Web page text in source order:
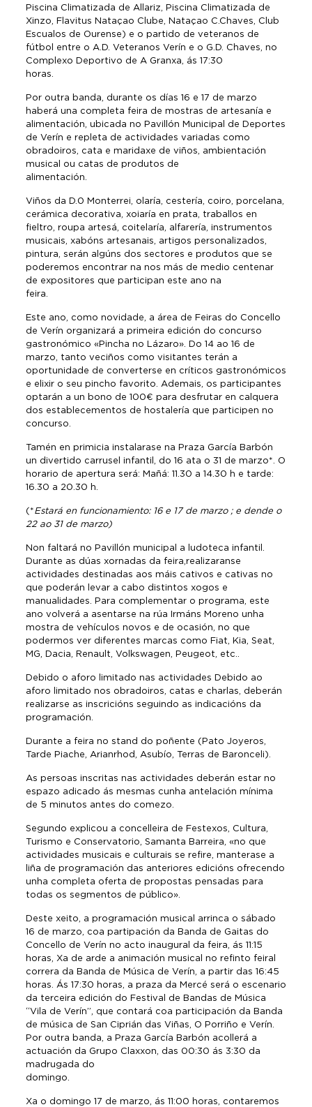
Piscina Climatizada de Allariz, Piscina Climatizada de
Xinzo, Flavitus Nataçao Clube, Nataçao C.Chaves, Club
Escualos de Ourense) e o partido de veteranos de
fútbol entre o A.D. Veteranos Verín e o G.D. Chaves, no
Complexo Deportivo de A Granxa, ás 17:30
horas.
Por outra banda, durante os días 16 e 17 de marzo
haberá una completa feira de mostras de artesanía e
alimentación, ubicada no Pavillón Municipal de Deportes
de Verín e repleta de actividades variadas como
obradoiros, cata e maridaxe de viños, ambientación
musical ou catas de produtos de
Viños da D.0 Monterrei, olaría, cestería, coiro, porcelana,
cerámica decorativa, xoiaría en prata, traballos en
fieltro, roupa artesá, coitelaría, alfarería, instrumentos
musicais, xabóns artesanais, artigos personalizados,
pintura, serán algúns dos sectores e produtos que se
poderemos encontrar na nos más de medio centenar
de expositores que participan este ano na
feira.
Este ano, como novidade, a área de Feiras do Concello
de Verín organizará a primeira edición do concurso
gastronómico «Pincha no Lázaro». Do 14 ao 16 de
marzo, tanto veciños como visitantes terán a
oportunidade de converterse en críticos gastronómicos
e elixir o seu pincho favorito. Ademais, os participantes
optarán a un bono de 100€ para desfrutar en calquera
dos establecementos de hostalería que participen no
concurso.
Tamén en primicia instalarase na Praza García Barbón
un divertido carrusel infantil, do 16 ata o 31 de marzo*. O
horario de apertura será: Mañá: 11.30 a 14.30 h e tarde:
16.30 a 20.30 h.
(*Estará en funcionamiento: 16 e 17 de marzo ; e dende o
22 ao 31 de marzo)
Non faltará no Pavillón municipal a ludoteca infantil.
Durante as dúas xornadas da feira,realizaranse
actividades destinadas aos máis cativos e cativas no
que poderán levar a cabo distintos xogos e
manualidades. Para complementar o programa, este
ano volverá a asentarse na rúa Irmáns Moreno unha
mostra de vehículos novos e de ocasión, no que
podermos ver diferentes marcas como Fiat, Kia, Seat,
MG, Dacia, Renault, Volkswagen, Peugeot, etc..
Debido o aforo limitado nas actividades Debido ao
aforo limitado nos obradoiros, catas e charlas, deberán
realizarse as inscricións seguindo as indicacións da
programación.
Durante a feira no stand do poñente (Pato Joyeros,
Tarde Piache, Arianrhod, Asubío, Terras de Baronceli).
As persoas inscritas nas actividades deberán estar no
espazo adicado ás mesmas cunha antelación mínima
de 5 minutos antes do comezo.
Segundo explicou a concelleira de Festexos, Cultura,
Turismo e Conservatorio, Samanta Barreira, «no que
actividades musicais e culturais se refire, manterase a
liña de programación das anteriores edicións ofrecendo
unha completa oferta de propostas pensadas para
todas os segmentos de público».
Deste xeito, a programación musical arrinca o sábado
16 de marzo, coa partipación da Banda de Gaitas do
Concello de Verín no acto inaugural da feira, ás 11:15
horas, Xa de arde a animación musical no refinto feiral
correra da Banda de Música de Verín, a partir das 16:45
horas. Ás 17:30 horas, a praza da Mercé será o escenario
da terceira edición do Festival de Bandas de Música
“Vila de Verín”, que contará coa participación da Banda
de música de San Ciprián das Viñas, O Porriño e Verín.
Por outra banda, a Praza García Barbón acollerá a
actuación da Grupo Claxxon, das 00:30 ás 3:30 da
madrugada do
domingo.
Xa o domingo 17 de marzo, ás 11:00 horas, contaremos